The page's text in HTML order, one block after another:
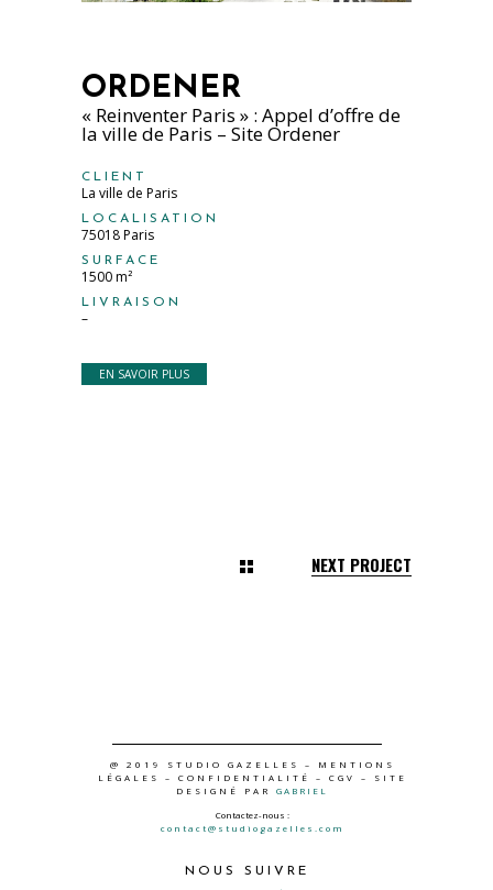
ORDENER
« Reinventer Paris » : Appel d’offre de
la ville de Paris – Site Ordener
CLIENT
La ville de Paris
LOCALISATION
75018 Paris
SURFACE
1500 m²
LIVRAISON
–
EN SAVOIR PLUS
NEXT PROJECT
@ 2019 STUDIO GAZELLES –
MENTIONS
LÉGALES
– CONFIDENTIALITÉ – CGV
– SITE
DESIGNÉ PAR GABRIEL
Contactez-nous :
contact@studiogazelles.com
NOUS SUIVRE